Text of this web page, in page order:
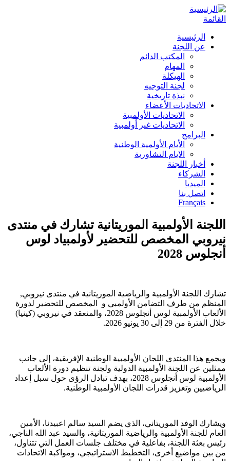
القائمة
الرئيسية
عن اللجنة
المكتب الدائم
المهام
الهيكلة
لجنة التوجيه
نبذة تاريخية
الاتحاديات الأعضاء
الاتحاديات الأولمبية
الاتحاديات غير أولمبية
البرامج
الأيام الأولمية الوطنية
الايام التشاورية
أخبار اللجنة
الشركاء
الميديا
اتصل بنا
Français
اللجنة الأولمبية الموريتانية تشارك في منتدى
نيروبي المخصص للتحضير لأولمبياد لوس
أنجلوس 2028
تشارك اللجنة الأولمبية والرياضية الموريتانية في منتدى نيروبي,
المنظم من طرف التضامن الأولمبي و المخصص للتحضير لدورة
الألعاب الأولمبية لوس أنجلوس 2028، والمنعقد في نيروبي (كينيا)
خلال الفترة من 29 إلى 30 يونيو 2026.
ويجمع هذا المنتدى اللجان الأولمبية الوطنية الإفريقية، إلى جانب
ممثلين عن اللجنة الأولمبية الدولية ولجنة تنظيم دورة الألعاب
الأولمبية لوس أنجلوس 2028، بهدف تبادل الرؤى حول سبل إعداد
الرياضيين وتعزيز قدرات اللجان الأولمبية الوطنية.
ويشارك الوفد الموريتاني، الذي يضم السيد سالم اعبيدنا، الأمين
العام للجنة الأولمبية والرياضية الموريتانية، والسيد عبد الله الناجي،
رئيس بعثة اللجنة، بفاعلية في مختلف جلسات العمل التي تتناول،
من بين مواضيع أخرى، التخطيط الاستراتيجي، ومواكبة الاتحادات